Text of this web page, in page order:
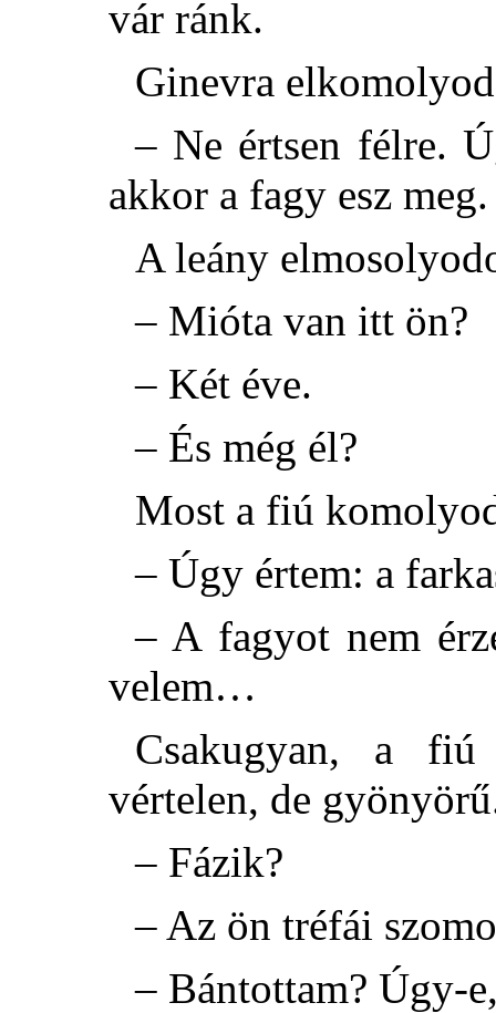
vár ránk.
Ginevra
– Ne értsen félre.
akkor a fagy esz meg.
A leány
– Mióta van itt ön?
– Két éve.
– És még él?
Most a fiú
– Úgy értem: a
– A fagyot nem
velem…
Csakugyan, a
vértelen, de
– Fázik?
– Az ön tréfái
– Bántottam? Úgy-